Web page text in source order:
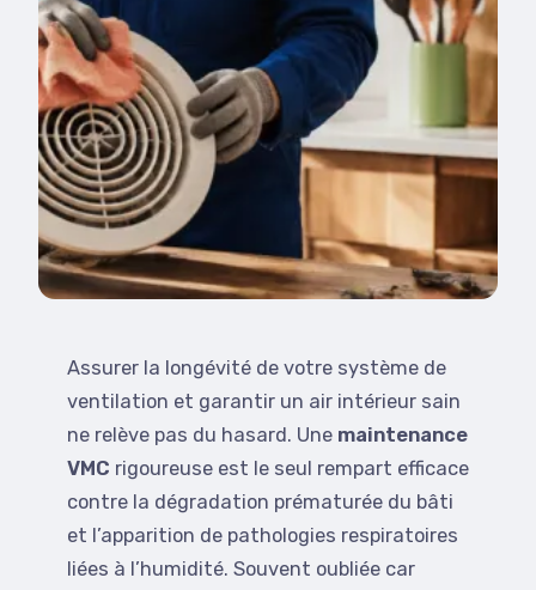
Assurer la longévité de votre système de
ventilation et garantir un air intérieur sain
ne relève pas du hasard. Une maintenance
VMC rigoureuse est le seul rempart efficace
contre la dégradation prématurée du bâti
et l’apparition de pathologies respiratoires
liées à l’humidité. Souvent oubliée car